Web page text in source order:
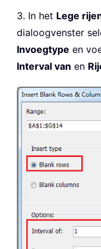
3. In het Lege
dialoogvenster
Invoegtype en
Interval van en